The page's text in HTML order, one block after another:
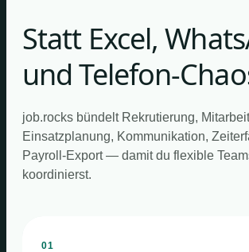
Statt Excel,
und Telefon-
job.rocks bündelt Rekrutierung,
Einsatzplanung, Kommunikation,
Payroll-Export — damit du flexible
koordinierst.
01